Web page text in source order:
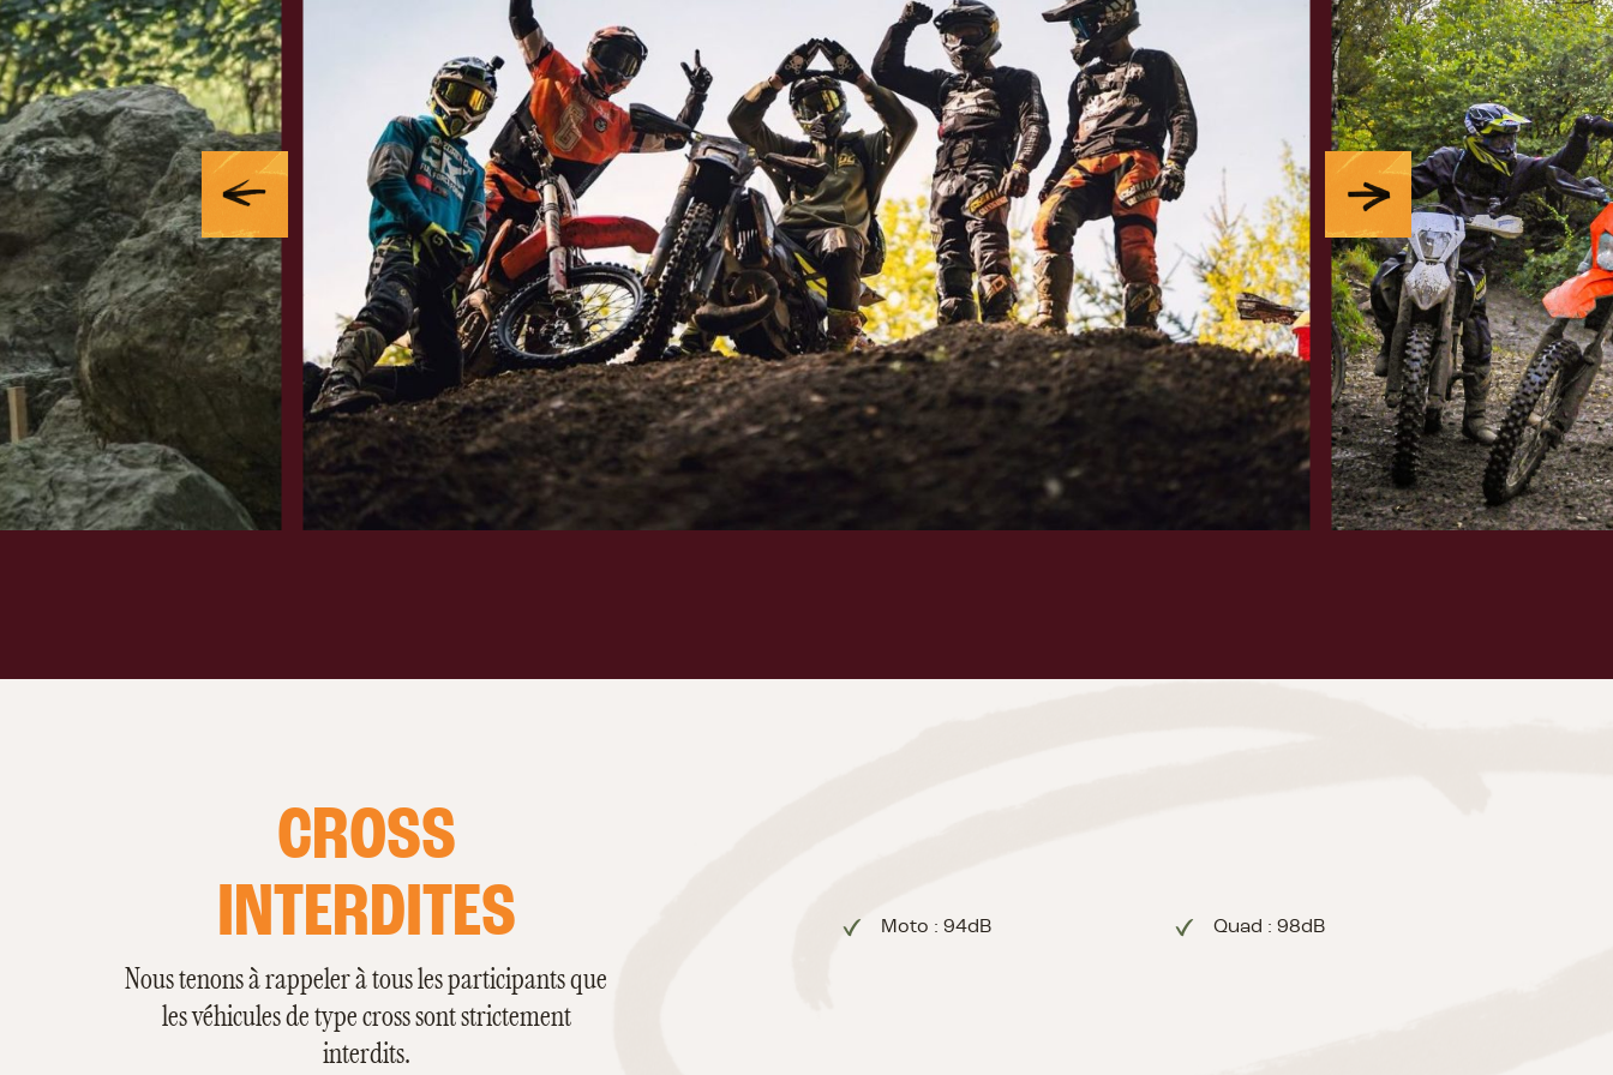
CROSS
INTERDITES
Nous tenons à rappeler à tous les participants que
les véhicules de type cross sont strictement
interdits.
Moto : 94dB Quad : 98dB